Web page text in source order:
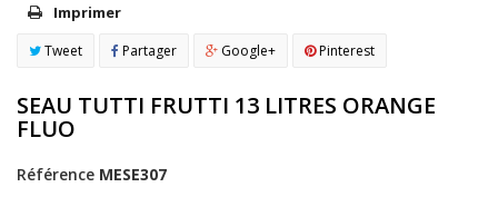
Imprimer
Tweet Partager Google+ Pinterest
SEAU TUTTI FRUTTI 13 LITRES ORANGE
FLUO
Référence MESE307